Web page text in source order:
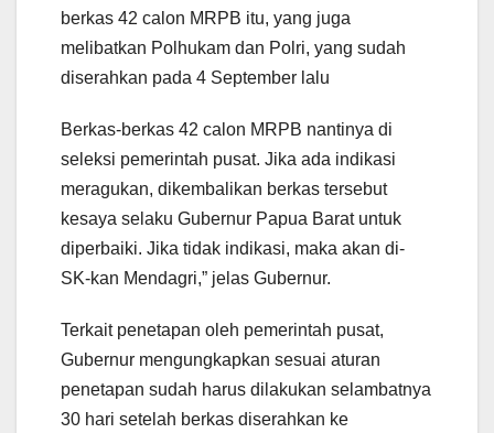
berkas 42 calon MRPB itu, yang juga
melibatkan Polhukam dan Polri, yang sudah
diserahkan pada 4 September lalu
Berkas-berkas 42 calon MRPB nantinya di
seleksi pemerintah pusat. Jika ada indikasi
meragukan, dikembalikan berkas tersebut
kesaya selaku Gubernur Papua Barat untuk
diperbaiki. Jika tidak indikasi, maka akan di-
SK-kan Mendagri,” jelas Gubernur.
Terkait penetapan oleh pemerintah pusat,
Gubernur mengungkapkan sesuai aturan
penetapan sudah harus dilakukan selambatnya
30 hari setelah berkas diserahkan ke